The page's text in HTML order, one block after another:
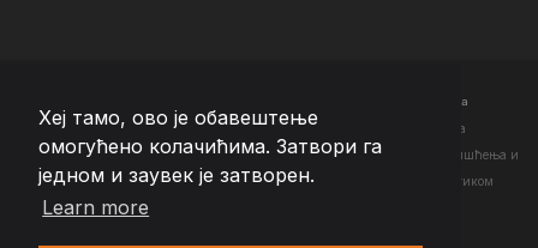
Хеј тамо, ово је обавештење
омогућено колачићима. Затвори га
једном и заувек је затворен.
Learn more
- Сва права задржана
Changelog● Коришћењем ове странице слажете се са нашим <а
href="https://teamextension.rs/sr/pravni/uslovi-koriscenja">Условима коришћења и
<а href="https://teamextension.rs/sr/pravni/pravila-privatnosti">Политиком